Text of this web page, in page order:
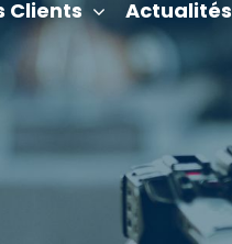
Clients Actualités